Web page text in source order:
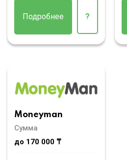
Подробнее ?
Moneyman
Сумма
до 170 000 ₸